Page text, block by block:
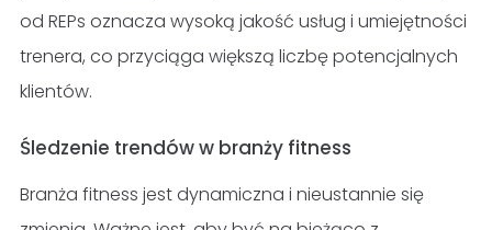
od REPs oznacza wysoką jakość usług i umiejętności
trenera, co przyciąga większą liczbę potencjalnych
klientów.
Śledzenie trendów w branży fitness
Branża fitness jest dynamiczna i nieustannie się